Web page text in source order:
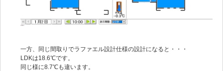
一方、同じ間取りでラファエル設計仕様の設計になると・・・
LDKは18.6℃です。
同じ様に8.7℃も違います。